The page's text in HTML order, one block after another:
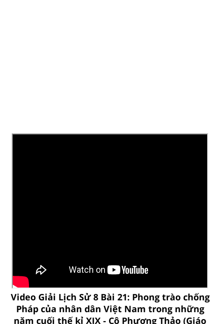
Video Giải Lịch Sử 8 Bài 21: Phong trào chống
Pháp của nhân dân Việt Nam trong những
năm cuối thế kỉ XIX - Cô Phương Thảo (Giáo